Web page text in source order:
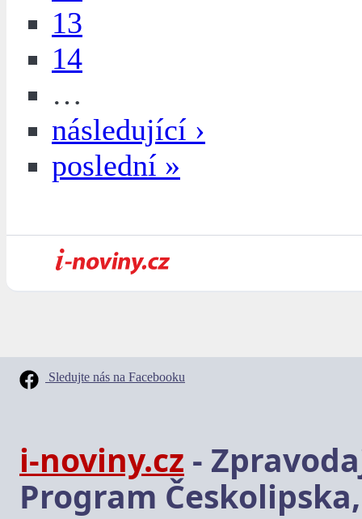
13
14
…
následující ›
poslední »
Sledujte nás na Facebooku
i-noviny.cz -
Program